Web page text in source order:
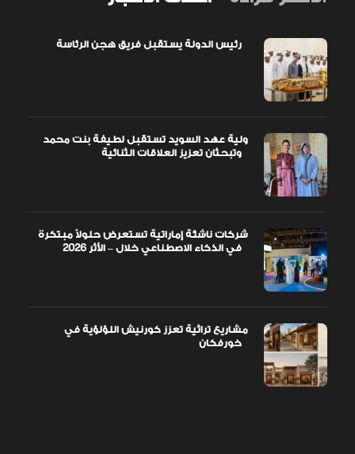
ولية عهد السويد تستقبل لطيفة بنت محمد
شركات ناشئة إماراتية تستعرض حلولاً مبتكرة
مشاريع تراثية تعزز كورنيش اللؤلؤية في